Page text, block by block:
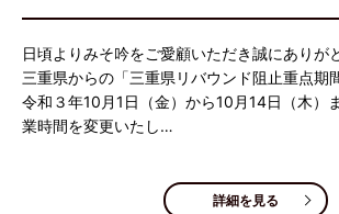
日頃よりみそ吟をご愛顧いただき誠にありが
三重県からの「三重県リバウンド阻止重点期
令和３年10月1日（金）から10月14日（木）
業時間を変更いたし…
詳細を見る